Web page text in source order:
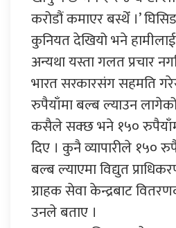
करोडौं कमाएर बस्थेँ ।’
कुनियत देखियो भने
अन्यथा यस्ता गलत प्रचार
भारत सरकारसंग सहमति
रुपैयाँमा बल्ब ल्याउन
कसैले सक्छ भने १५०
दिए । कुनै व्यापारीले १५०
बल्ब ल्याएमा विद्युत
ग्राहक सेवा केन्द्रबाट
उनले बताए ।